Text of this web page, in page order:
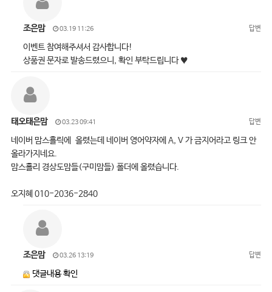
조은맘 03.19 11:26 답변
이벤트 참여해주셔서 감사합니다!
상품권 문자로 발송드렸으니, 확인 부탁드립니다 ♥
태오태은맘 03.23 09:41 답변
네이버 맘스홀릭에 올렸는데 네이버 영어약자에 A, V 가 금지어라고 링크 안
올라가지네요.
맘스홀리 경상도맘들(구미맘들) 폴더에 올렸습니다.
오지혜 010-2036-2840
조은맘 03.26 13:19 답변
댓글내용 확인